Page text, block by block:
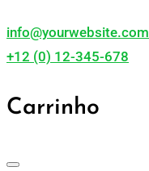
info@yourwebsite.com
+12 (0) 12-345-678
Carrinho